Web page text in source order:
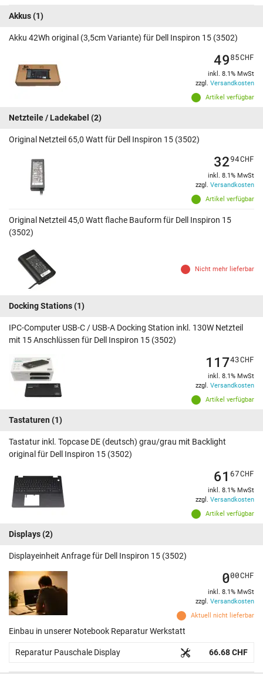
Akkus(1)
Akku 42Wh original (3,5cm Variante) für Dell Inspiron 15 (3502)
Artikel verfügbar
4985CHF
inkl. 8.1% MwSt
zzgl. Versandkosten
Netzteile / Ladekabel (2)
Original Netzteil 65,0 Watt für Dell Inspiron 15 (3502)
Artikel verfügbar
3294CHF
inkl. 8.1% MwSt
zzgl. Versandkosten
Original Netzteil 45,0 Watt flache Bauform für Dell Inspiron 15
(3502)
Nicht mehr lieferbar
Docking Stations(1)
IPC-Computer USB-C / USB-A Docking Station inkl. 130W Netzteil
mit 15 Anschlüssen für Dell Inspiron 15 (3502)
Artikel verfügbar
11743CHF
inkl. 8.1% MwSt
zzgl. Versandkosten
Tastaturen (1)
Tastatur inkl. Topcase DE (deutsch) grau/grau mit Backlight
original für Dell Inspiron 15 (3502)
Artikel verfügbar
61 67CHF
inkl. 8.1% MwSt
zzgl. Versandkosten
Displays(2)
Displayeinheit Anfrage für Dell Inspiron 15 (3502)
Aktuell nicht lieferbar
000CHF
inkl. 8.1% MwSt
zzgl. Versandkosten
Einbau in unserer Notebook Reparatur Werkstatt
Reparatur Pauschale Display 66.68 CHF